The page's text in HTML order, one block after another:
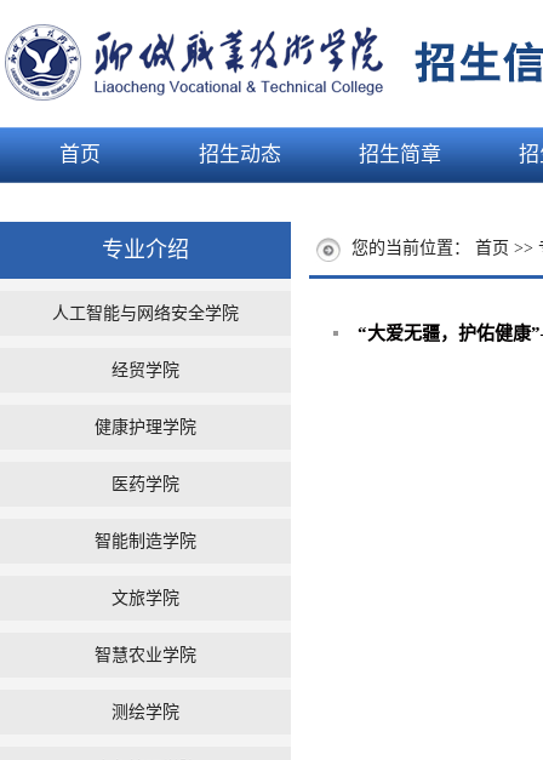
首页 招生动态 招生简章
专业介绍
人工智能与网络安全学院
经贸学院
健康护理学院
医药学院
智能制造学院
文旅学院
智慧农业学院
测绘学院
您的当前位置： 首页 >>
“大爱无疆，护佑健康